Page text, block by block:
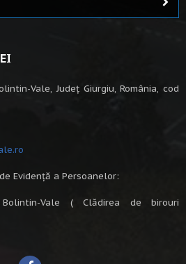
Vale, Județ Giurgiu, România, cod
Evidență a Persoanelor:
Vale ( Clădirea de birouri